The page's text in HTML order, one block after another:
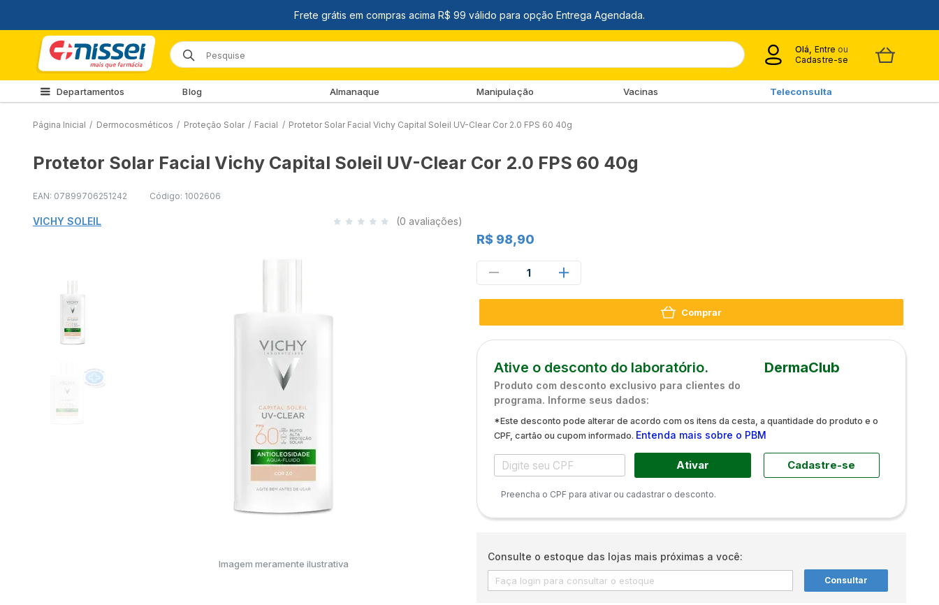
Olá, Entre ou
Cadastre-se
Departamentos Blog Almanaque Manipulação Vacinas Teleconsulta
Página Inicial / Dermocosméticos / Proteção Solar / Facial / Protetor Solar Facial Vichy Capital Soleil UV-Clear Cor 2.0 FPS 60 40g
Protetor Solar Facial Vichy Capital Soleil UV-Clear Cor 2.0 FPS 60 40g
EAN: 07899706251242 Código: 1002606
VICHY SOLEIL (0 avaliações)
Imagem meramente ilustrativa
R$ 98,90
1
Comprar
Ative o desconto do laboratório.
Produto com desconto exclusivo para clientes do
programa. Informe seus dados:
DermaClub
*Este desconto pode alterar de acordo com os itens da cesta, a quantidade do produto e o
CPF, cartão ou cupom informado. Entenda mais sobre o PBM
Ativar Cadastre-se
Preencha o CPF para ativar ou cadastrar o desconto.
Consulte o estoque das lojas mais próximas a você:
Consultar